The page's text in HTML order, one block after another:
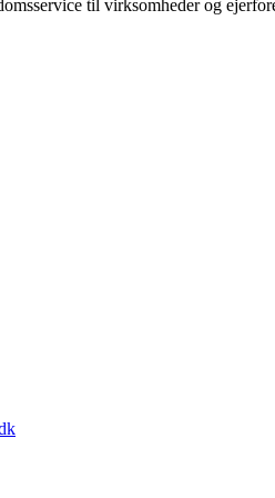
til virksomheder og